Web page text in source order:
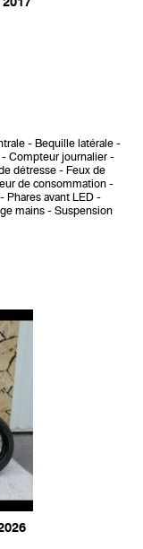
Bequille latérale
Compteur journalier
détresse
Feux de
de consommation
Phares avant LED
mains
Suspension